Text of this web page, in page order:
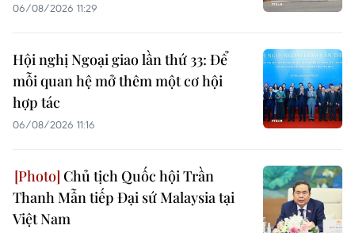
06/08/2026 11:29
Hội nghị Ngoại giao lần thứ 33: Để
mỗi quan hệ mở thêm một cơ hội
hợp tác
06/08/2026 11:16
Chủ tịch Quốc hội Trần
Thanh Mẫn tiếp Đại sứ Malaysia tại
Việt Nam